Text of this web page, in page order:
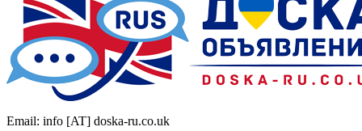
Email: info [AT] doska-ru.co.uk